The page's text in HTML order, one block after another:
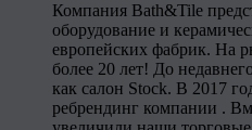
Компания Bath&Tile
оборудование и
европейских фабрик. На
более 20 лет! До
как салон Stock. В 2017
ребрендинг компании .